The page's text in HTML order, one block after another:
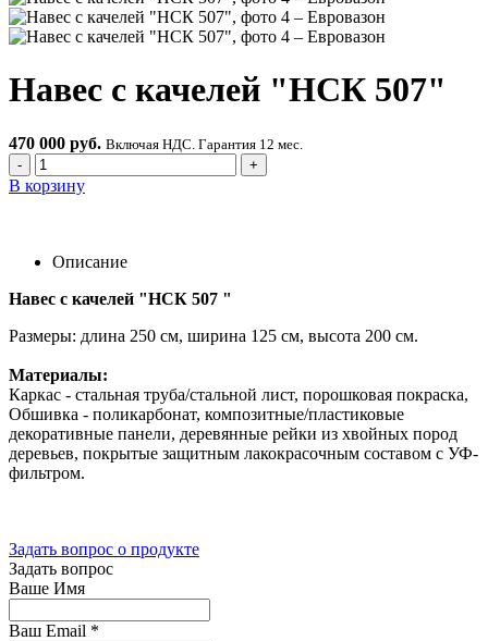
Навес с качелей "НСК 507"
470 000 руб. Включая НДС. Гарантия 12 мес.
-
+
В корзину
Описание
Навес с качелей "НСК 507 "
Размеры: длина 250 см, ширина 125 см, высота 200 см.
Материалы:
Каркас - стальная труба/стальной лист, порошковая покраска,
Обшивка - поликарбонат, композитные/пластиковые
декоративные панели, деревянные рейки из хвойных пород
деревьев, покрытые защитным лакокрасочным составом с УФ-
фильтром.
Задать вопрос о продукте
Задать вопрос
Ваше Имя
Ваш Email *